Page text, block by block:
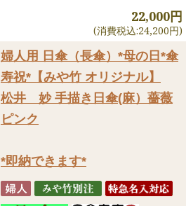
22,000円
(消費税込:24,200円)
婦人用 日傘（長傘） *母の日*傘
寿祝*【みや竹 オリジナル】
松井 妙 手描き日傘(麻）薔薇
ピンク
*即納できます*